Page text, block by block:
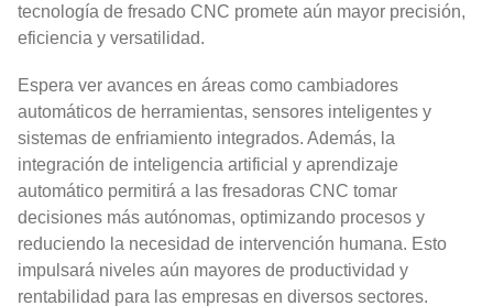
tecnología de fresado CNC promete aún mayor precisión,
eficiencia y versatilidad.
Espera ver avances en áreas como cambiadores
automáticos de herramientas, sensores inteligentes y
sistemas de enfriamiento integrados. Además, la
integración de inteligencia artificial y aprendizaje
automático permitirá a las fresadoras CNC tomar
decisiones más autónomas, optimizando procesos y
reduciendo la necesidad de intervención humana. Esto
impulsará niveles aún mayores de productividad y
rentabilidad para las empresas en diversos sectores.